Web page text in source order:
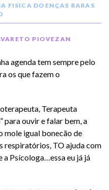
FISICA DOENÇAS RARAS
PIOVEZAN
agenda tem sempre pelo
os que fazem o
Terapeuta
para ouvir e falar bem, a
mole igual bonecão de
respiratórios, TO ajuda com
a Psícologa…essa eu já já